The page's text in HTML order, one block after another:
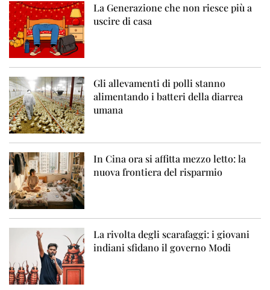
La Generazione che non riesce più a
uscire di casa
Gli allevamenti di polli stanno
alimentando i batteri della diarrea
umana
In Cina ora si affitta mezzo letto: la
nuova frontiera del risparmio
La rivolta degli scarafaggi: i giovani
indiani sfidano il governo Modi